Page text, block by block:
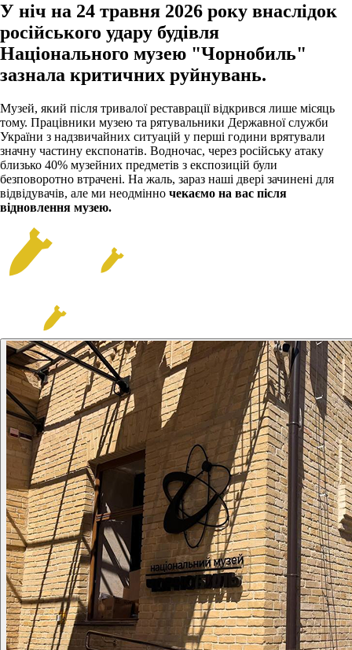
У ніч на 24 травня 2026 року внаслідок
російського удару будівля
Національного музею "Чорнобиль"
зазнала критичних руйнувань.
Музей, який після тривалої реставрації відкрився лише місяць
тому. Працівники музею та рятувальники Державної служби
України з надзвичайних ситуацій у перші години врятували
значну частину експонатів. Водночас, через російську атаку
близько 40% музейних предметів з експозицій були
безповоротно втрачені. На жаль, зараз наші двері зачинені для
відвідувачів, але ми неодмінно чекаємо на вас після
відновлення музею.